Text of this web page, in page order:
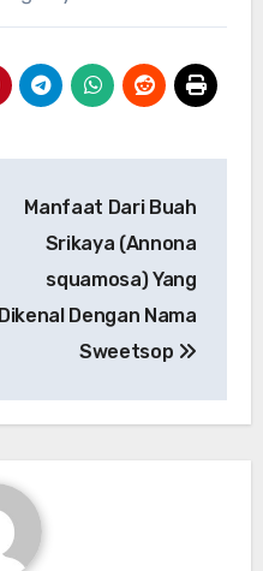
Manfaat Dari Buah
Srikaya (Annona
squamosa) Yang
Dikenal Dengan Nama
Sweetsop